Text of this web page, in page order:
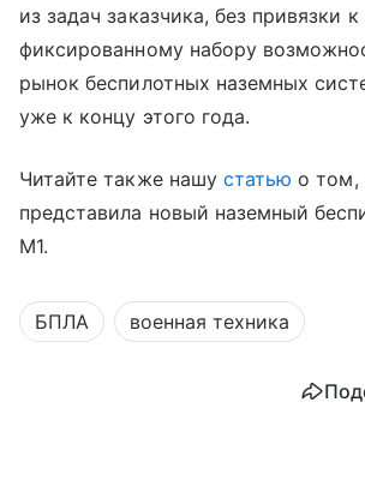
из задач заказчика, без привязки к
фиксированному набору
рынок беспилотных наземных
уже к концу этого года.
Читайте также нашу статью о том,
представила новый наземный
M1.
БПЛА военная техника